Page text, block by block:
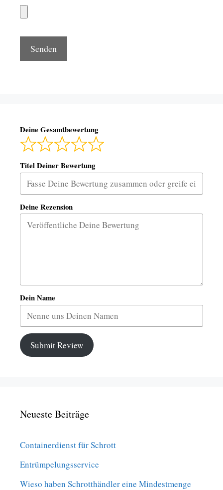
Deine Gesamtbewertung
Titel Deiner Bewertung
Deine Rezension
Dein Name
Submit Review
Neueste Beiträge
Containerdienst für Schrott
Entrümpelungsservice
Wieso haben Schrotthändler eine Mindestmenge